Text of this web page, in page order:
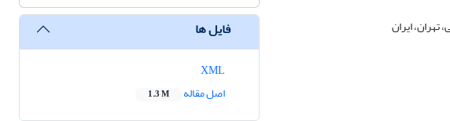
ایران
فایل ها
اصل مقاله
1.3 M